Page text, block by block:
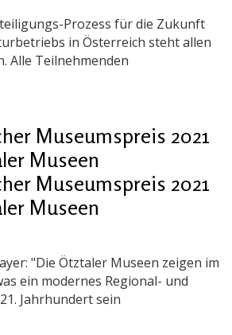
Prozess für die Zukunft
in Österreich steht allen
Alle Teilnehmenden
Museumspreis 2021
Museen
Museumspreis 2021
Museen
"Die Ötztaler Museen zeigen im
ein modernes Regional- und
Jahrhundert sein